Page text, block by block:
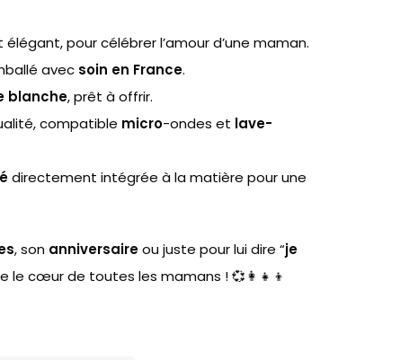
élégant, pour célébrer l’amour d’une maman.
avec soin en France.
blanche, prêt à offrir.
compatible micro-ondes et lave-
directement intégrée à la matière pour une
, son anniversaireou juste pour lui dire “je
le cœur de toutes les mamans ! 💞👩‍👧‍👦